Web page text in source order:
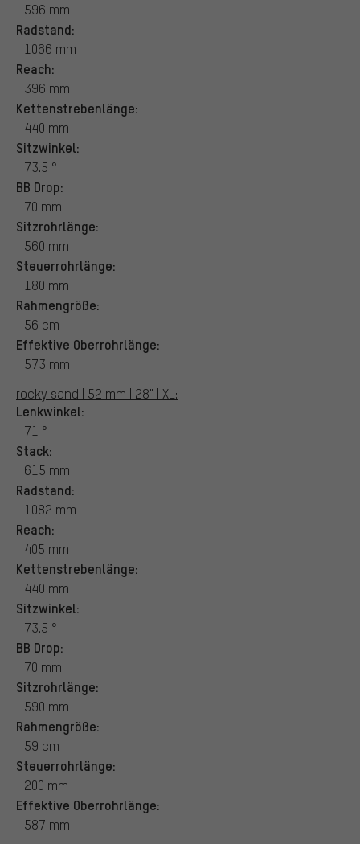
596 mm
Radstand:
1066 mm
Reach:
396 mm
Kettenstrebenlänge:
440 mm
Sitzwinkel:
73.5 °
BB Drop:
70 mm
Sitzrohrlänge:
560 mm
Steuerrohrlänge:
180 mm
Rahmengröße:
56 cm
Effektive Oberrohrlänge:
573 mm
rocky sand | 52 mm | 28" | XL:
Lenkwinkel:
71 °
Stack:
615 mm
Radstand:
1082 mm
Reach:
405 mm
Kettenstrebenlänge:
440 mm
Sitzwinkel:
73.5 °
BB Drop:
70 mm
Sitzrohrlänge:
590 mm
Rahmengröße:
59 cm
Steuerrohrlänge:
200 mm
Effektive Oberrohrlänge:
587 mm